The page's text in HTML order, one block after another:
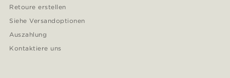
Retoure erstellen
Siehe Versandoptionen
Auszahlung
Kontaktiere uns